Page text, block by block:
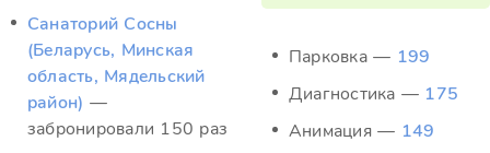
Санаторий Сосны
(Беларусь, Минская
область, Мядельский
район) —
забронировали 150 раз
Парковка — 199
Диагностика — 175
Анимация — 149